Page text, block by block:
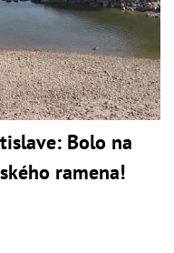
Bolo na
ramena!